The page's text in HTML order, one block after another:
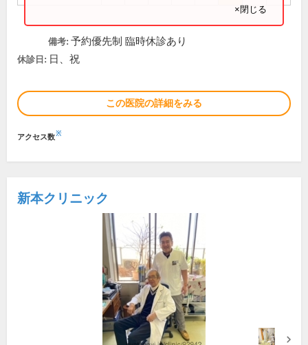
×閉じる
備考: 予約優先制 臨時休診あり
休診日: 日、祝
この医院の詳細をみる
アクセス数※
新本クリニック